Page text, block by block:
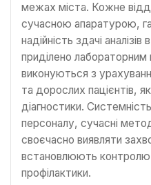
межах міста. Кожне
сучасною апаратурою,
надійність здачі
приділено
виконуються з
та дорослих пацієнтів,
діагностики.
персоналу, сучасні
своєчасно виявляти
встановлюють контролю
профілактики.